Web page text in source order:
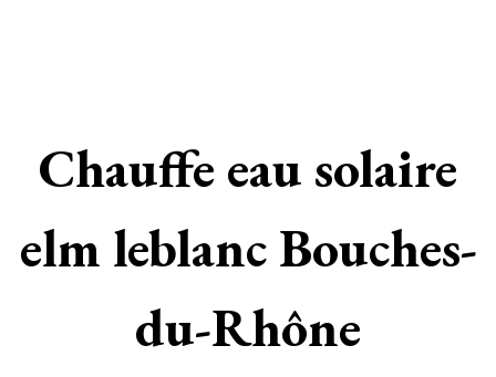
Chauffe eau solaire
elm leblanc Bouches-
du-Rhône